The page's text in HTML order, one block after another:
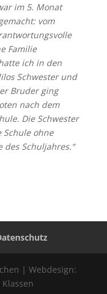
im 5. Monat
vom
Familie
ich in den
Schwester und
Bruder ging
nach dem
Die Schwester
ohne
des Schuljahres.“
| Webdesign: